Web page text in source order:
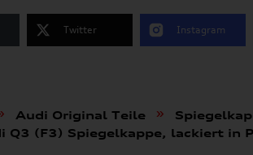
Twitter Instagram
Audi Original Teile »
Q3 (F3) Spiegelkappe, lackiert in